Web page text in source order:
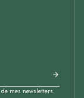
mes newsletters.